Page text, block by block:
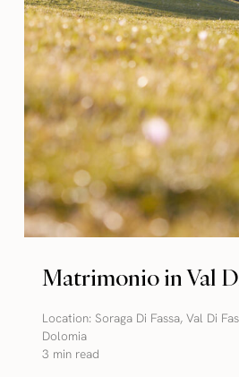
Matrimonio in Val
Location:Soraga Di Fassa,Val Di
Dolomia
3 min read